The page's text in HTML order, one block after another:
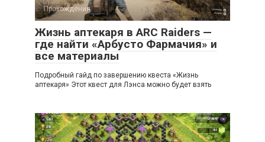
Прохождения
Жизнь аптекаря в ARC Raiders —
где найти «Арбусто Фармачия» и
все материалы
Подробный гайд по завершению квеста «Жизнь
аптекаря» Этот квест для Лэнса можно будет взять